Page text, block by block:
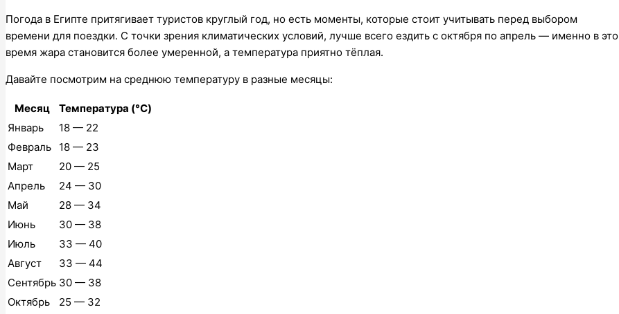
Погода в Египте притягивает туристов круглый год, но есть моменты, которые стоит учитывать перед выбором
времени для поездки. С точки зрения климатических условий, лучше всего ездить с октября по апрель — именно в это
время жара становится более умеренной, а температура приятно тёплая.
Давайте посмотрим на среднюю температуру в разные месяцы:
Месяц
Температура (°C)
Январь
18 — 22
Февраль
18 — 23
Март
20 — 25
Апрель
24 — 30
Май
28 — 34
Июнь
30 — 38
Июль
33 — 40
Август
33 — 44
Сентябрь 30 — 38
Октябрь
25 — 32